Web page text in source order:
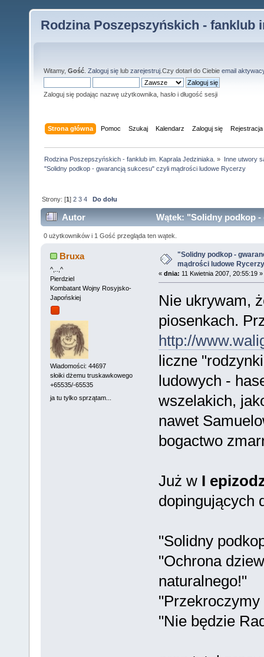
Rodzina Poszepszyńskich - fanklub
Witamy, Gość Zaloguj się lub zarejestruj .Czy dotarł do Ciebie email
Zaloguj się podając nazwę użytkownika, hasło i długość sesji
Strona główna Pomoc Szukaj Kalendarz Zaloguj się Rejestracja
Rodzina Poszepszyńskich - fanklub im. Kaprala Jedziniaka. » Inne utwory
"Solidny podkop - gwarancją sukcesu" czyli mądrości ludowe Rycerzy
Strony: [1]2 3 4 Do dołu
Autor
Wątek: "Solidny podkop
(Przeczytany 72899 razy)
0 użytkowników i 1 Gość przegląda ten wątek.
Bruxa
^,..,^
Pierdziel
Kombatant Wojny Rosyjsko-
Japońskiej
Wiadomości: 44697
słoiki dżemu truskawkowego
+65535/-65535
ja tu tylko sprzątam...
"Solidny podkop -
mądrości ludowe Rycerzy
« dnia: 11 Kwietnia 2007, 20:55:19 »
Nie ukrywam,
piosenkach.
http://
liczne
ludowych -
wszelakich,
nawet
bogactwo
Już w I
dopingujących
"Solidny
"Ochrona
naturalnego!"
"Nie będzie